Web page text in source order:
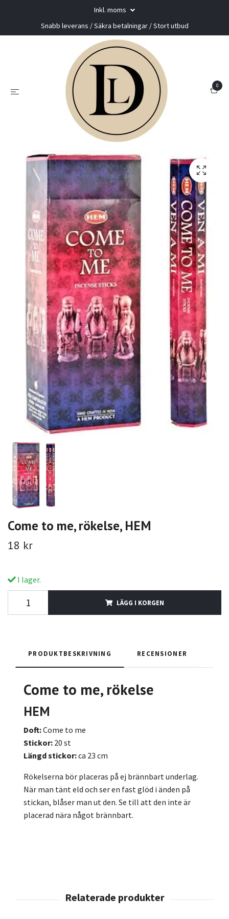
Inkl. moms
Snabb leverans / Säkra betalningar / Stort utbud
0
Come to me, rökelse, HEM
18 kr
I lager.
LÄGG I KORGEN
PRODUKTBESKRIVNING RECENSIONER
Come to me, rökelse
HEM
Doft:Come to me
Stickor: 20 st
Längd stickor:ca 23 cm
Rökelserna bör placeras på ej brännbart underlag.
När man tänt eld och ser en fast glöd i änden på
stickan, blåser man ut den. Se till att den inte är
placerad nära något brännbart.